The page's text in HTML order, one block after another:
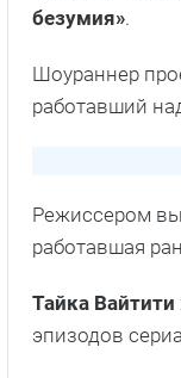
безумия».
Шоураннер
работавший
Режиссером
работавшая
Тайка Вайтити
эпизодов